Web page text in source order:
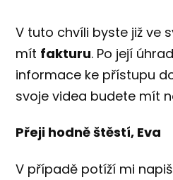
V tuto chvíli byste již ve
mít fakturu. Po její
informace ke přístupu
svoje videa budete mít
Přeji hodně štěstí, Eva
V případě potíží mi